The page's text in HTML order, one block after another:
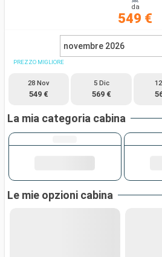
da
549 €
novembre 2026
PREZZO MIGLIORE
28 Nov
549 €
5 Dic
569 €
La mia categoria cabina
Le mie opzioni cabina
Ricerca